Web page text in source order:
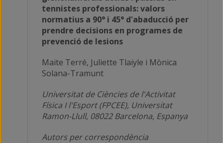
tennistes professionals: valors
normatius a 90° i 45° d'abaducció per
prendre decisions en programes de
prevenció de lesions
Maite Terré, Juliette Tlaiyle i Mònica
Solana-Tramunt
Universitat de Ciències de l'Activitat
Física I l'Esport (FPCEE), Universitat
Ramon-Llull, 08022 Barcelona, Espanya
Autors per correspondència